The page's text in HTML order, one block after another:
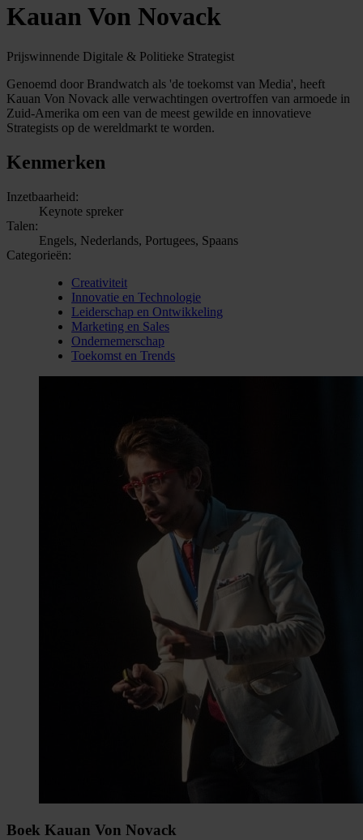
Kauan Von Novack
Prijswinnende Digitale & Politieke Strategist
Genoemd door Brandwatch als 'de toekomst van Media', heeft
Kauan Von Novack alle verwachtingen overtroffen van armoede in
Zuid-Amerika om een van de meest gewilde en innovatieve
Strategists op de wereldmarkt te worden.
Kenmerken
Inzetbaarheid:
Keynote spreker
Talen:
Engels, Nederlands, Portugees, Spaans
Categorieën:
Creativiteit
Innovatie en Technologie
Leiderschap en Ontwikkeling
Marketing en Sales
Ondernemerschap
Toekomst en Trends
Boek Kauan Von Novack